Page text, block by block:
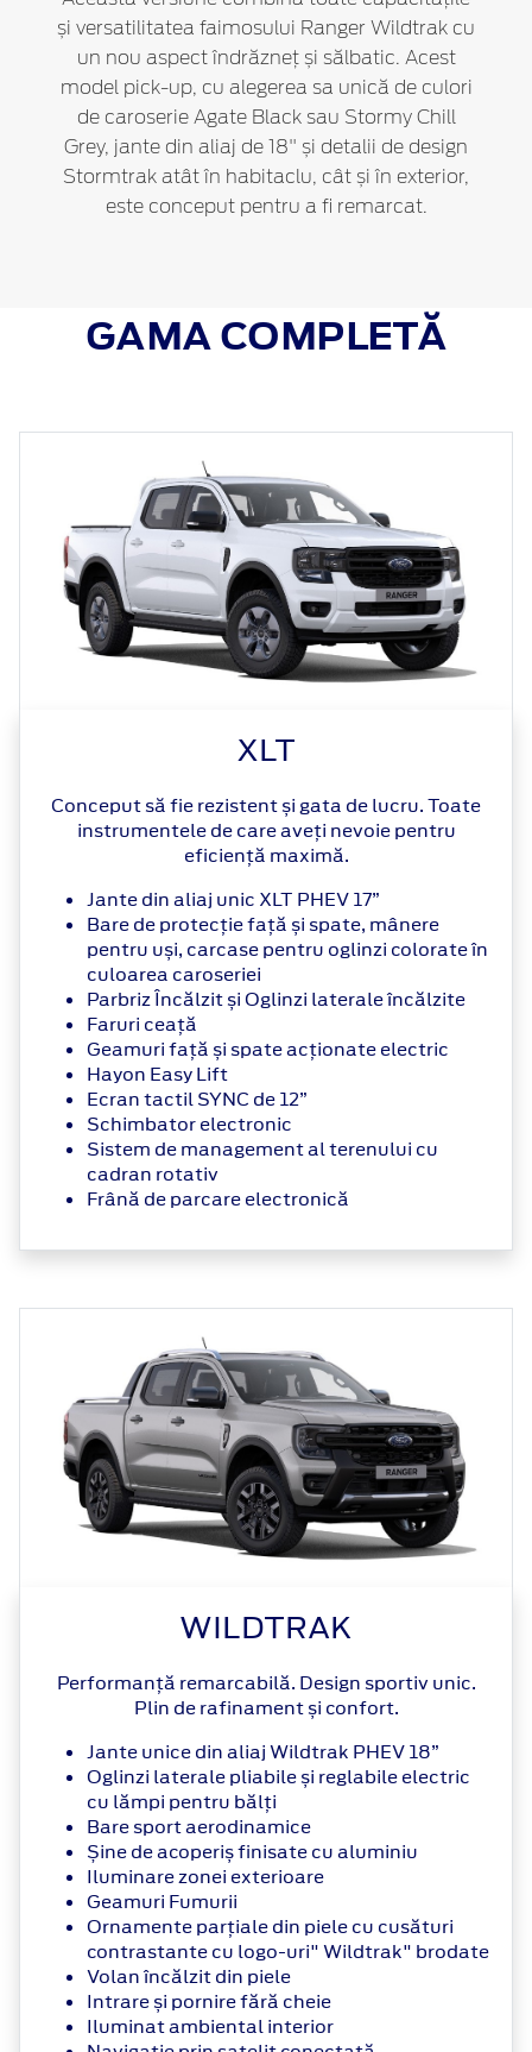
și versatilitatea faimosului Ranger Wildtrak cu
un nou aspect îndrăzneț și sălbatic. Acest
model pick-up, cu alegerea sa unică de culori
de caroserie Agate Black sau Stormy Chill
Grey, jante din aliaj de 18" și detalii de design
Stormtrak atât în habitaclu, cât și în exterior,
este conceput pentru a fi remarcat.
GAMA COMPLETĂ
XLT
Conceput să fie rezistent și gata de lucru. Toate
instrumentele de care aveți nevoie pentru
eficiență maximă.
Jante din aliaj unic XLT PHEV 17”
Bare de protecție față și spate, mânere
pentru uși, carcase pentru oglinzi colorate în
culoarea caroseriei
Parbriz Încălzit și Oglinzi laterale încălzite
Faruri ceață
Geamuri față și spate acționate electric
Hayon Easy Lift
Ecran tactil SYNC de 12”
Schimbator electronic
Sistem de management al terenului cu
cadran rotativ
Frână de parcare electronică
WILDTRAK
Performanță remarcabilă. Design sportiv unic.
Plin de rafinament și confort.
Jante unice din aliaj Wildtrak PHEV 18”
Oglinzi laterale pliabile și reglabile electric
cu lămpi pentru bălți
Bare sport aerodinamice
Șine de acoperiș finisate cu aluminiu
Iluminare zonei exterioare
Geamuri Fumurii
Ornamente parțiale din piele cu cusături
contrastante cu logo-uri" Wildtrak" brodate
Volan încălzit din piele
Intrare și pornire fără cheie
Iluminat ambiental interior